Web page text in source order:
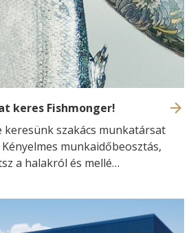
keres Fishmonger!
keresünk szakács munkatársat
munkaidőbeosztás,
a halakról és mellé